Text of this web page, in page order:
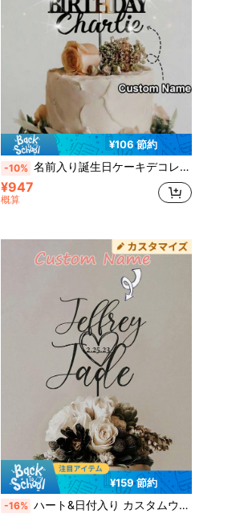
¥106 節約
-10% 名前入り誕生日ケーキデコレーションプレート、ゴールドアクリルミラーケーキトッパー、ハッピー30歳/40歳/50歳の誕生日
¥947
概算
¥159 節約
-16% ハート&日付入り カスタムウェディングケーキトッパー、パーソナライズされた木製&ミラーアクリルケーキデコレーション、カスタム名入りウェディングケーキトッパー、記念日ケーキトッパー、ブライダルシャワー、婚約パーティー、誕生日、洗礼式ケーキデコ、ウェディングレセプション記念品